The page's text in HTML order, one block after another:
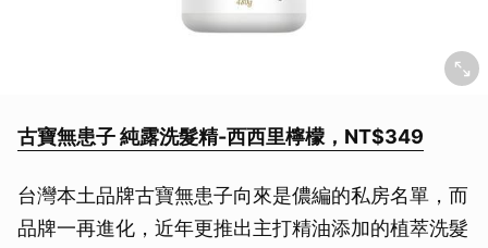
古寶無患子 純露洗髮精-西西里檸檬，NT$349
台灣本土品牌古寶無患子向來是儂編的私房名單，而
品牌一再進化，近年更推出主打精油添加的植萃洗髮
取消